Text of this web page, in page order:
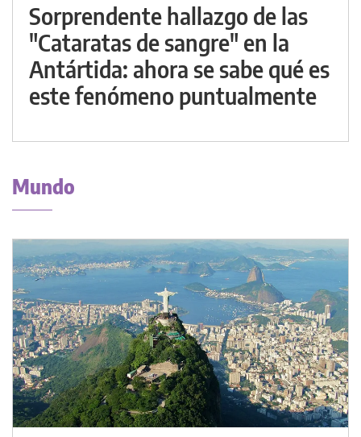
Sorprendente hallazgo de las
"Cataratas de sangre" en la
Antártida: ahora se sabe qué es
este fenómeno puntualmente
Mundo